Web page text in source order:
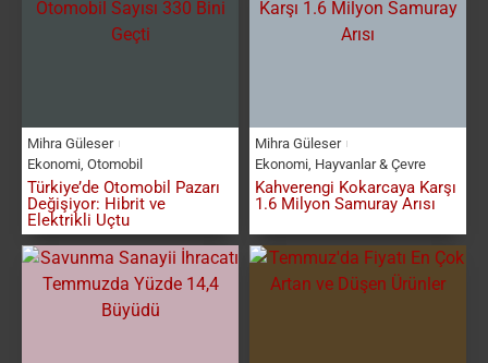
Mihra Güleser
Ekonomi, Otomobil
Türkiye’de Otomobil Pazarı
Değişiyor: Hibrit ve
Elektrikli Uçtu
Mihra Güleser
Ekonomi, Hayvanlar & Çevre
Kahverengi Kokarcaya Karşı
1.6 Milyon Samuray Arısı